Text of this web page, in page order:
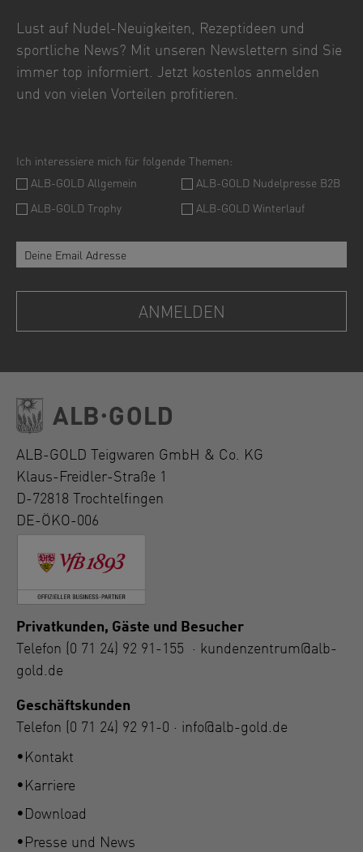
Lust auf Nudel-Neuigkeiten, Rezeptideen und
sportliche News? Mit unseren Newslettern sind Sie
immer top informiert. Jetzt kostenlos anmelden
und von vielen Vorteilen profitieren.
ALB-GOLD Teigwaren GmbH & Co. KG
Klaus-Freidler-Straße 1
D-72818 Trochtelfingen
DE-ÖKO-006
Privatkunden, Gäste und Besucher
Telefon
(0 71 24) 92 91-155 · kundenzentrum@alb-
gold.de
Geschäftskunden
Telefon
(0 71 24) 92 91-0 · info@alb-gold.de
Kontakt
Karriere
Download
Presse und News